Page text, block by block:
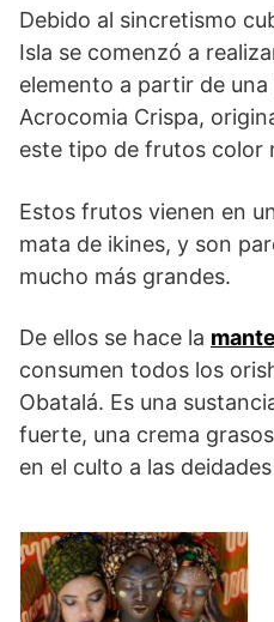
Debido al sincretismo
Isla se comenzó a
elemento a partir de una
Acrocomia Crispa,
este tipo de frutos color
Estos frutos vienen en
mata de ikines, y son
mucho más grandes.
De ellos se hace la
consumen todos los
Obatalá. Es una
fuerte, una crema
en el culto a las